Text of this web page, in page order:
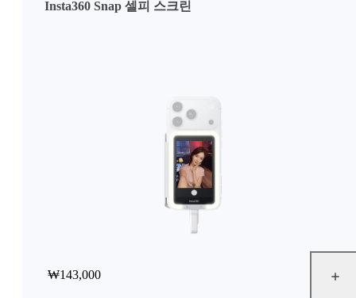
Insta360 Snap 셀피 스크린
₩143,000